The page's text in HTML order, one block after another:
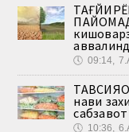
🕔 09:14,
нави
🕔 10:36,